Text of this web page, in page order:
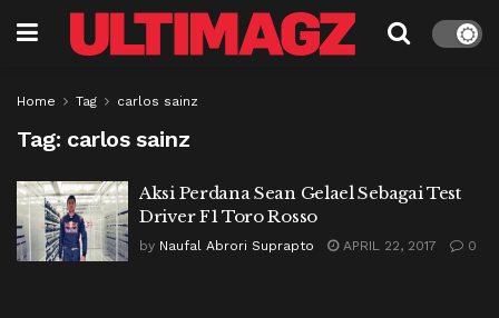
Home Tag carlos sainz
Tag: carlos sainz
Aksi Perdana Sean Gelael Sebagai Test
Driver F1 Toro Rosso
by Naufal Abrori Suprapto APRIL 22, 2017 0